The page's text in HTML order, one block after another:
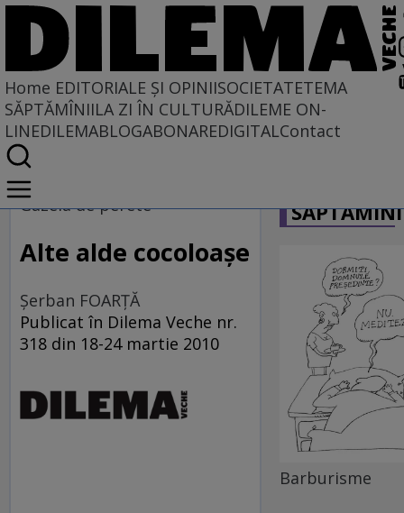
Home EDITORIALE ȘI OPINIISOCIETATETEMA
SĂPTĂMÎNIILA ZI ÎN CULTURĂDILEME ON-
LINEDILEMABLOGABONAREDIGITALContact
Home
EDITORIALE ȘI OPINII
TÎLC SHOW
Gazela de perete
Alte alde cocoloaşe
Şerban FOARŢĂ
Publicat în Dilema Veche nr.
318 din 18-24 martie 2010
Barburisme